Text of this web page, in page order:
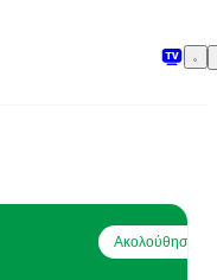
Ακολούθησε